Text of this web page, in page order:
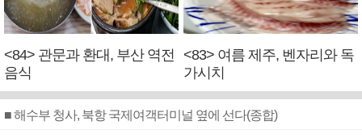
<84> 관문과 환대, 부산 역전
음식
<83> 여름 제주, 벤자리와 독
가시치
■ 해수부 청사, 북항 국제여객터미널 옆에 선다(종합)